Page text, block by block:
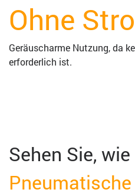
Ohne
Geräuscharme Nutzung, da
erforderlich ist.
Sehen Sie,